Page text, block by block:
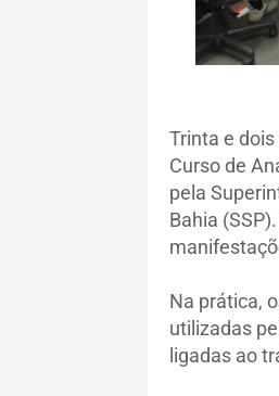
Trinta e
Curso de
pela
Bahia
Na prática,
utilizadas
ligadas ao